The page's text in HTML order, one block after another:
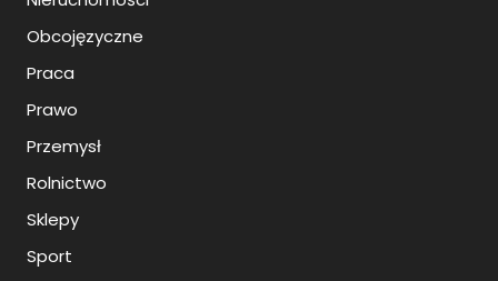
Obcojęzyczne
Praca
Prawo
Przemysł
Rolnictwo
Sklepy
Sport